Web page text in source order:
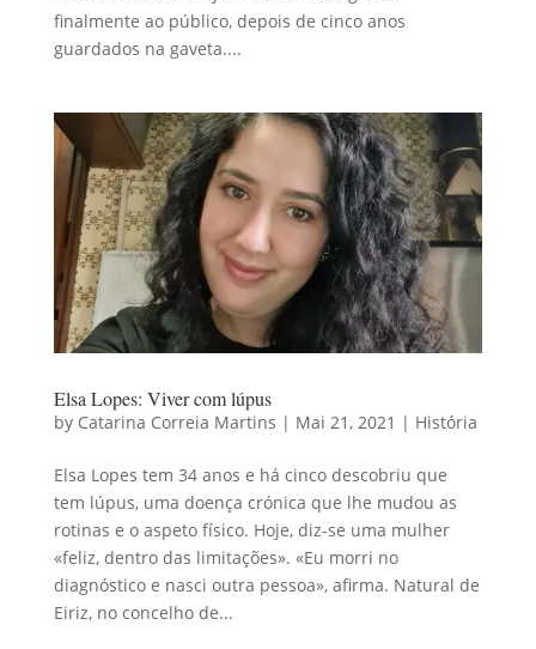
finalmente ao público, depois de cinco anos
guardados na gaveta....
Elsa Lopes: Viver com lúpus
by Catarina Correia Martins | Mai 21, 2021 | História
Elsa Lopes tem 34 anos e há cinco descobriu que
tem lúpus, uma doença crónica que lhe mudou as
rotinas e o aspeto físico. Hoje, diz-se uma mulher
«feliz, dentro das limitações». «Eu morri no
diagnóstico e nasci outra pessoa», afirma. Natural de
Eiriz, no concelho de...